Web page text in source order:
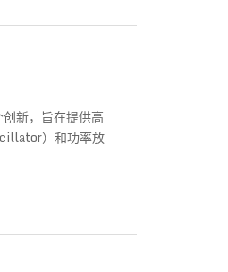
新，旨在提供高
）和功率放